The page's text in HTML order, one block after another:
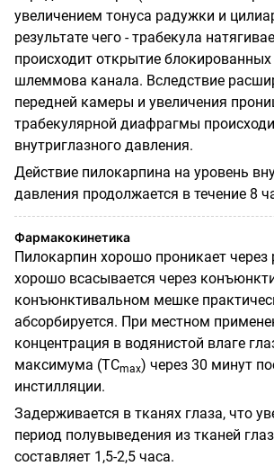
увеличением тонуса радужки и
результате чего - трабекула
происходит открытие блокированных
шлеммова канала. Вследствие
передней камеры и увеличения
трабекулярной диафрагмы
внутриглазного давления.
Действие пилокарпина на уровень
давления продолжается в течение 8
Фармакокинетика
Пилокарпин хорошо проникает через
хорошо всасывается через
конъюнктивальном мешке
абсорбируется. При местном
концентрация в водянистой влаге
максимума (ТСmах) через 30 минут
инстилляции.
Задерживается в тканях глаза, что
период полувыведения из тканей
составляет 1,5-2,5 часа.